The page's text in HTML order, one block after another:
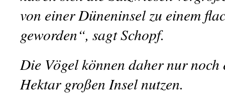
von einer Düneninsel zu einem
geworden“, sagt Schopf.
Die Vögel können daher nur noch
Hektar großen Insel nutzen.